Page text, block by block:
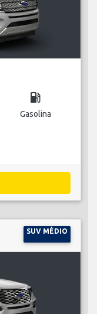
local_gas_station
Gasolina
SUV MÉDIO